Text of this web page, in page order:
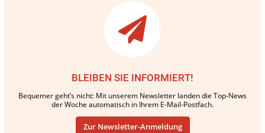
BLEIBEN SIE INFORMIERT!
Bequemer geht’s nicht: Mit unserem Newsletter landen die Top-News
der Woche automatisch in Ihrem E-Mail-Postfach.
Zur Newsletter-Anmeldung